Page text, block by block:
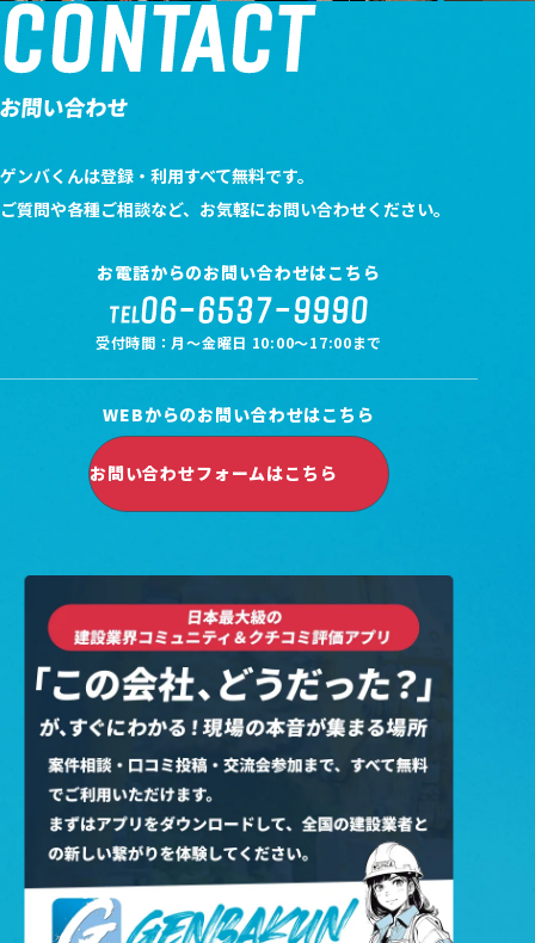
問い合わせ
ゲンバくんは登録・利用すべて無料です。
ご質問や各種ご相談など、お気軽にお問い合わせください。
お電話からのお問い合わせはこちら
TEL06-6537-9990
受付時間：月～金曜日 10:00～17:00まで
WEBからのお問い合わせはこちら
お問い合わせフォームはこちら